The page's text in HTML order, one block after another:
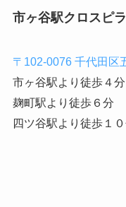
市ヶ谷駅クロスピ
〒102-0076 千代田区
市ヶ谷駅より徒歩４分
麹町駅より徒歩６分
四ツ谷駅より徒歩１